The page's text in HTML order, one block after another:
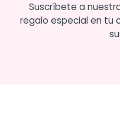
Suscríbete a
regalo especial en tu